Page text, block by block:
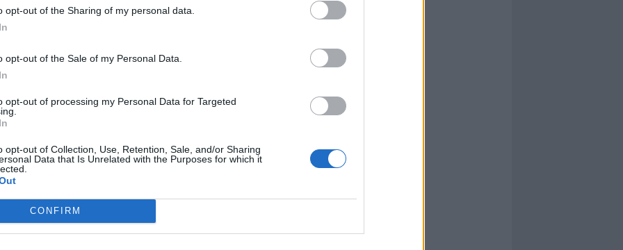
opt-out of the Sharing of my personal data.
opt-out of the Sale of my Personal Data.
opt-out of processing my Personal Data for Targeted
opt-out of Collection, Use, Retention, Sale, and/or Sharing
Data that Is Unrelated with the Purposes for which it
CONFIRM
domanda
nudo le